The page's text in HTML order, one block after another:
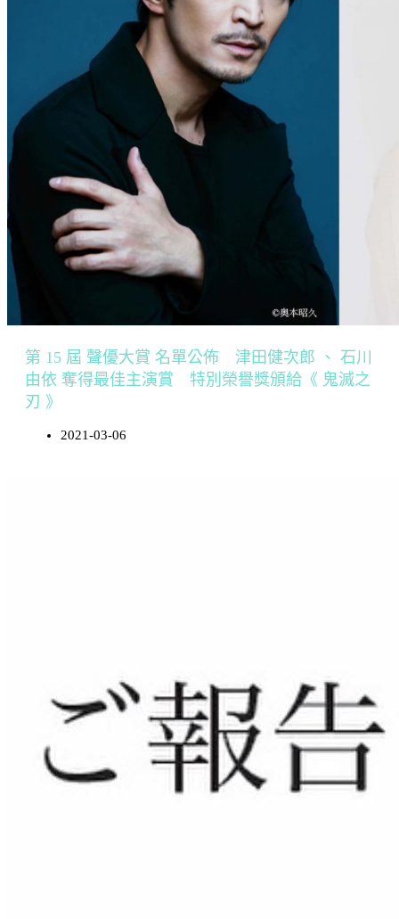
第 15 屆 聲優大賞 名單公佈 津田健次郎 、 石川
由依 奪得最佳主演賞 特別榮譽獎頒給《 鬼滅之
刃 》
2021-03-06